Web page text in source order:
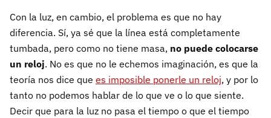
Con la luz, en cambio, el problema es que no hay
diferencia. Sí, ya sé que la línea está completamente
tumbada, pero como no tiene masa, no puede colocarse
un reloj. No es que no le echemos imaginación, es que la
teoría nos dice que es imposible ponerle un reloj, y por lo
tanto no podemos hablar de lo que ve o lo que siente.
Decir que para la luz no pasa el tiempo o que el tiempo